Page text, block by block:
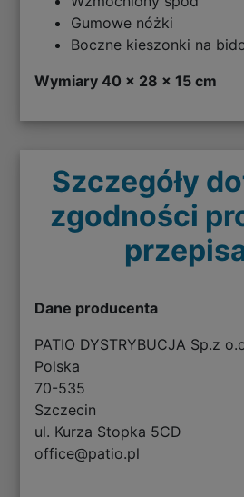
Gumowe nóżki
Boczne kieszonki na
Wymiary 40 x 28 x 15 cm
Szczegóły
zgodności
Dane producenta
PATIO DYSTRYBUCJA Sp.z
Polska
70-535
Szczecin
ul. Kurza Stopka 5CD
office@patio.pl